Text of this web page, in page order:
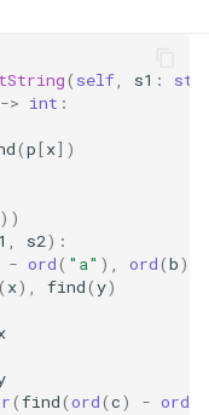
( self, s1 : str
-> int :
(p[x])
))
, s2):
- ord( "a" ), ord(b)
( x), find(y)
(find(ord(c) - ord